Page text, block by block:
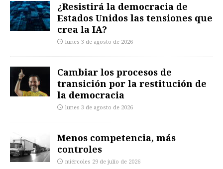
¿Resistirá la democracia de
Estados Unidos las tensiones que
crea la IA?
lunes 3 de agosto de 2026
Cambiar los procesos de
transición por la restitución de
la democracia
lunes 3 de agosto de 2026
Menos competencia, más
controles
miércoles 29 de julio de 2026